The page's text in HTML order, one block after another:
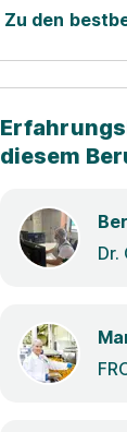
Zu den
diesem